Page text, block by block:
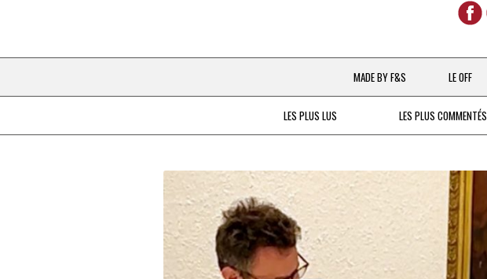
MADE BY F&S
CHEFS & ACTUALITÉS
À LA PETITE CUILLÈRE
DESTIN DE FEMME
V…DE VOYAGE
LE OFF
LES PLUS LUS LES PLUS COMMENTÉS